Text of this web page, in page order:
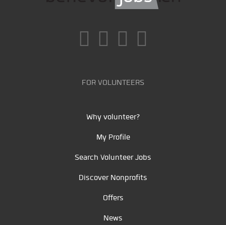
FOR VOLUNTEERS
Why volunteer?
My Profile
Search Volunteer Jobs
Discover Nonprofits
Offers
News